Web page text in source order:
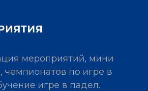
мероприятий, мини
чемпионатов по игре в
игре в падел.